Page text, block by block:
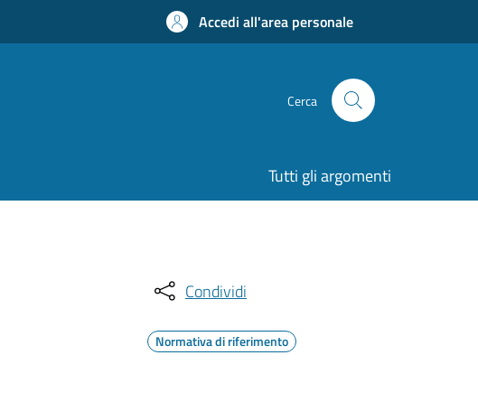
Accedi all'area personale
Cerca
Tutti gli argomenti
Condividi
Normativa di riferimento